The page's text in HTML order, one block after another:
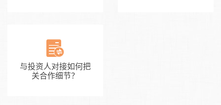
与投资人对接如何把
关合作细节？